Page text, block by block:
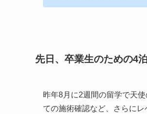
先日、卒業生のための4
昨年8月に2週間の留学で天
ての施術確認など、さらに